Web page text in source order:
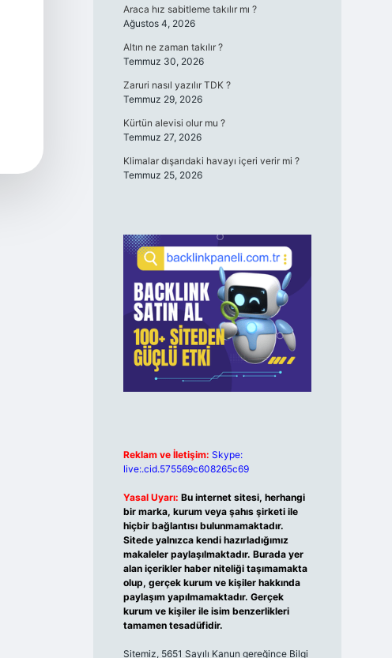
Araca hız sabitleme takılır mı ?
Ağustos 4, 2026
Altın ne zaman takılır ?
Temmuz 30, 2026
Zaruri nasıl yazılır TDK ?
Temmuz 29, 2026
Kürtün alevisi olur mu ?
Temmuz 27, 2026
Klimalar dışarıdaki havayı içeri verir mi ?
Temmuz 25, 2026
Reklam ve İletişim: Skype:
live:.cid.575569c608265c69
Yasal Uyarı: Bu internet sitesi, herhangi
bir marka, kurum veya şahıs şirketi ile
hiçbir bağlantısı bulunmamaktadır.
Sitede yalnızca kendi hazırladığımız
makaleler paylaşılmaktadır. Burada yer
alan içerikler haber niteliği taşımamakta
olup, gerçek kurum ve kişiler hakkında
paylaşım yapılmamaktadır. Gerçek
kurum ve kişiler ile isim benzerlikleri
tamamen tesadüfidir.
Sitemiz, 5651 Sayılı Kanun gereğince Bilgi